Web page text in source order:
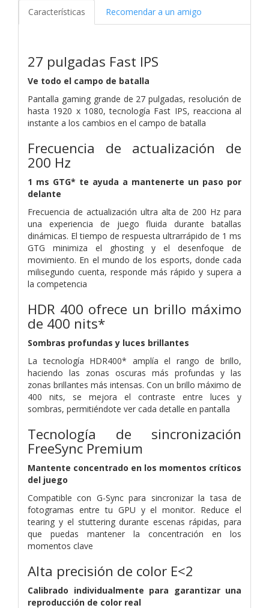
Características Recomendar a un amigo
27 pulgadas Fast IPS
Ve todo el campo de batalla
Pantalla gaming grande de 27 pulgadas, resolución de
hasta 1920 x 1080, tecnología Fast IPS, reacciona al
instante a los cambios en el campo de batalla
Frecuencia de actualización de
200 Hz
1 ms GTG* te ayuda a mantenerte un paso por
delante
Frecuencia de actualización ultra alta de 200 Hz para
una experiencia de juego fluida durante batallas
dinámicas. El tiempo de respuesta ultrarrápido de 1 ms
GTG minimiza el ghosting y el desenfoque de
movimiento. En el mundo de los esports, donde cada
milisegundo cuenta, responde más rápido y supera a
la competencia
HDR 400 ofrece un brillo máximo
de 400 nits*
Sombras profundas y luces brillantes
La tecnología HDR400* amplía el rango de brillo,
haciendo las zonas oscuras más profundas y las
zonas brillantes más intensas. Con un brillo máximo de
400 nits, se mejora el contraste entre luces y
sombras, permitiéndote ver cada detalle en pantalla
Tecnología de sincronización
FreeSync Premium
Mantente concentrado en los momentos críticos
del juego
Compatible con G-Sync para sincronizar la tasa de
fotogramas entre tu GPU y el monitor. Reduce el
tearing y el stuttering durante escenas rápidas, para
que puedas mantener la concentración en los
momentos clave
Alta precisión de color E<2
Calibrado individualmente para garantizar una
reproducción de color real